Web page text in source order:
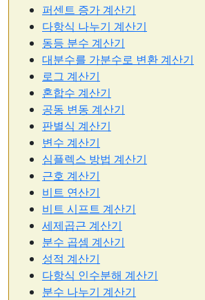
퍼센트 증가 계산기
다항식 나누기 계산기
동등 분수 계산기
대분수를 가분수로 변환 계산기
로그 계산기
혼합수 계산기
공동 변동 계산기
판별식 계산기
변수 계산기
심플렉스 방법 계산기
근호 계산기
비트 연산기
비트 시프트 계산기
세제곱근 계산기
분수 곱셈 계산기
성적 계산기
다항식 인수분해 계산기
분수 나누기 계산기